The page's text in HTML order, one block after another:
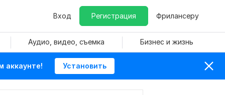
Вход Регистрация Фрилансеру
Аудио, видео, съемка Бизнес и жизнь
аккаунте! Установить